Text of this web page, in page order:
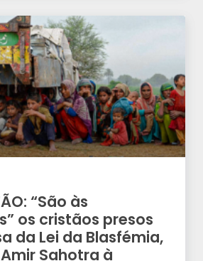
“São às
os cristãos presos
da Lei da Blasfémia,
Sahotra à